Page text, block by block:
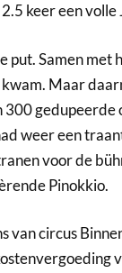
keer een
put. Samen
Maar
gedupeerde
weer een
voor de
Pinokkio.
van circus